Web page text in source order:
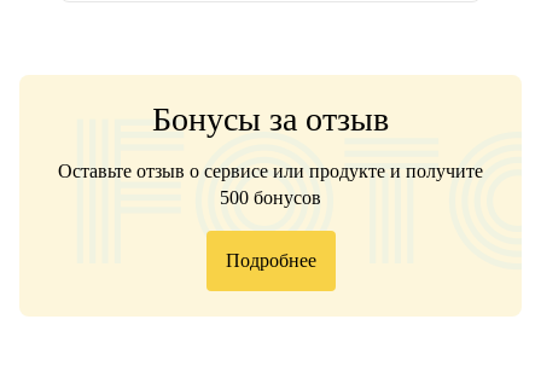
Бонусы за отзыв
Оставьте отзыв о сервисе или продукте и получите
500 бонусов
Подробнее